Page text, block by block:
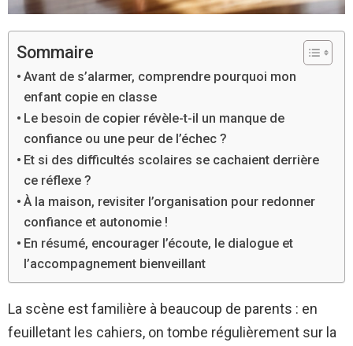
Sommaire
Avant de s’alarmer, comprendre pourquoi mon
enfant copie en classe
Le besoin de copier révèle-t-il un manque de
confiance ou une peur de l’échec ?
Et si des difficultés scolaires se cachaient derrière
ce réflexe ?
À la maison, revisiter l’organisation pour redonner
confiance et autonomie !
En résumé, encourager l’écoute, le dialogue et
l’accompagnement bienveillant
La scène est familière à beaucoup de parents : en
feuilletant les cahiers, on tombe régulièrement sur la